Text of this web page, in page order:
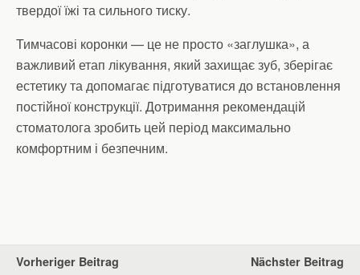
твердої їжі та сильного тиску.
Тимчасові коронки — це не просто «заглушка», а
важливий етап лікування, який захищає зуб, зберігає
естетику та допомагає підготуватися до встановлення
постійної конструкції. Дотримання рекомендацій
стоматолога зробить цей період максимально
комфортним і безпечним.
Vorheriger Beitrag Nächster Beitrag